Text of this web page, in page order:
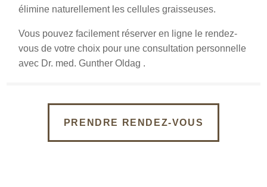
PRENDRE RENDEZ-VOUS
élimine naturellement les cellules graisseuses.
Vous pouvez facilement réserver en ligne le rendez-
vous de votre choix pour une consultation personnelle
avec Dr. med. Gunther Oldag .